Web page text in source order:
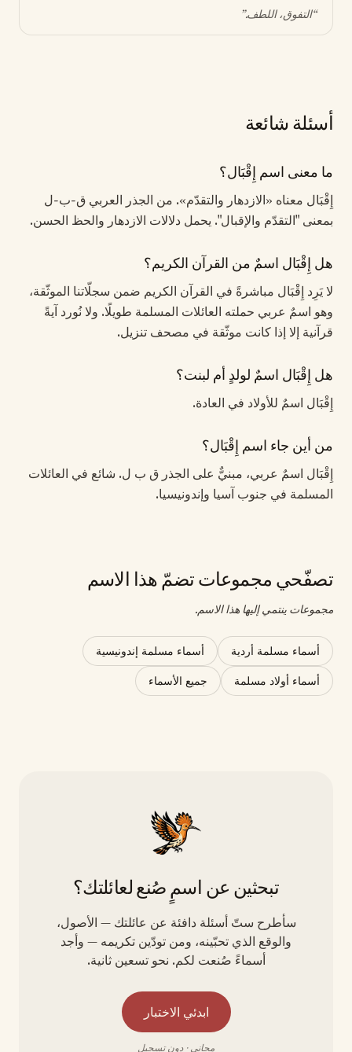
“التفوق، اللطف.”
أسئلة شائعة
ما معنى اسم إِقْبَال؟
إِقْبَال معناه «الازدهار والتقدّم». من الجذر العربي ق-ب-ل
بمعنى "التقدّم والإقبال". يحمل دلالات الازدهار والحظ الحسن.
هل إِقْبَال اسمٌ من القرآن الكريم؟
لا يَرِد إِقْبَال مباشرةً في القرآن الكريم ضمن سجلّاتنا الموثّقة،
وهو اسمٌ عربي حملته العائلات المسلمة طويلًا. ولا نُورد آيةً
قرآنية إلا إذا كانت موثّقة في مصحف تنزيل.
هل إِقْبَال اسمٌ لولدٍ أم لبنت؟
إِقْبَال اسمٌ للأولاد في العادة.
من أين جاء اسم إِقْبَال؟
إِقْبَال اسمٌ عربي، مبنيٌّ على الجذر ق ب ل. شائع في العائلات
المسلمة في جنوب آسيا وإندونيسيا.
تصفّحي مجموعات تضمّ هذا الاسم
مجموعات ينتمي إليها هذا الاسم.
أسماء مسلمة أردية أسماء مسلمة إندونيسية
أسماء أولاد مسلمة جميع الأسماء
تبحثين عن اسمٍ صُنع لعائلتك؟
سأطرح ستّ أسئلة دافئة عن عائلتك — الأصول،
والوقع الذي تحبّينه، ومن تودّين تكريمه — وأجد
أسماءً صُنعت لكم. نحو تسعين ثانية.
ابدئي الاختبار
مجاني · دون تسجيل